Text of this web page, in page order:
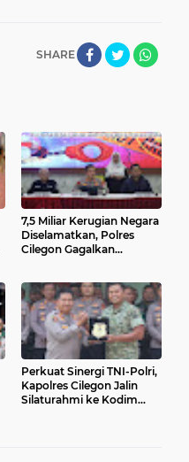
SHARE
7,5 Miliar Kerugian Negara
Diselamatkan, Polres
Cilegon Gagalkan
Perkuat Sinergi TNI-Polri,
Kapolres Cilegon Jalin
Silaturahmi ke Kodim